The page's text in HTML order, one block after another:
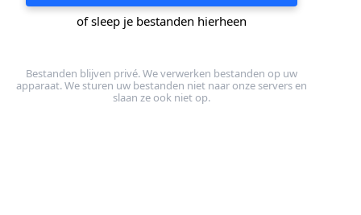
of sleep je bestanden hierheen
Bestanden blijven privé. We verwerken bestanden op uw
apparaat. We sturen uw bestanden niet naar onze servers en
slaan ze ook niet op.